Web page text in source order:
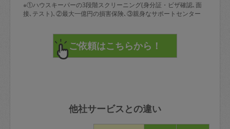
※①ハウスキーパーの3段階スクリーニング(身分証・ビザ確認､面
接､テスト)､②最大一億円の損害保険､③親身なサポートセンター
他社サービスとの違い